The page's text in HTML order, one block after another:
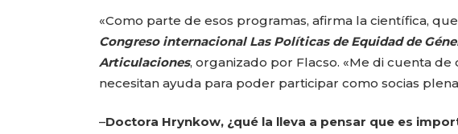
«Como parte de esos programas, afirma la científica,
Congreso internacional Las Políticas de Equidad de
Articulaciones, organizado por Flacso. «Me di cuenta
necesitan ayuda para poder participar como socias
–Doctora Hrynkow, ¿qué la lleva a pensar que es